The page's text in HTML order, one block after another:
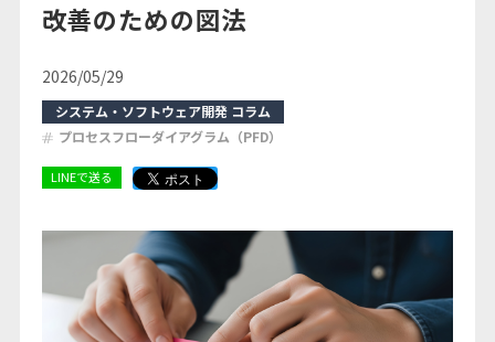
お知らせ
お問い合わせ
無料会員登録
改善のための図法
2026/05/29
システム・ソフトウェア開発 コラム
プロセスフローダイアグラム（PFD）
LINEで送る